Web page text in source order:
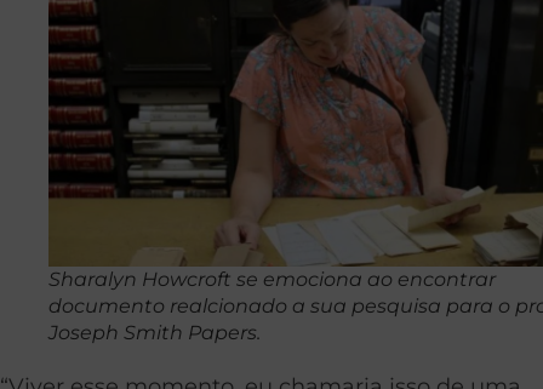
Sharalyn Howcroft se emociona ao encontrar
documento realcionado a sua pesquisa para o
Joseph Smith Papers.